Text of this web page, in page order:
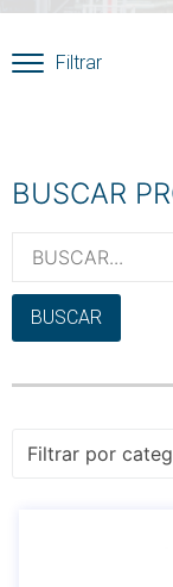
Filtrar
BUSCAR
BUSCAR
Filtrar por